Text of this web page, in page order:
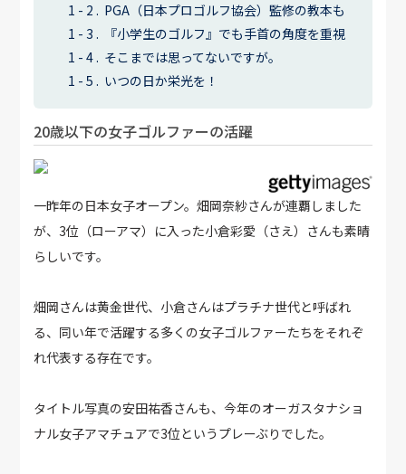
PGA（日本プロゴルフ協会）監修の教本も
『小学生のゴルフ』でも手首の角度を重視
そこまでは思ってないですが。
いつの日か栄光を！
20歳以下の女子ゴルファーの活躍
一昨年の日本女子オープン。畑岡奈紗さんが連覇しました
が、3位（ローアマ）に入った小倉彩愛（さえ）さんも素晴
らしいです。
畑岡さんは黄金世代、小倉さんはプラチナ世代と呼ばれ
る、同い年で活躍する多くの女子ゴルファーたちをそれぞ
れ代表する存在です。
タイトル写真の安田祐香さんも、今年のオーガスタナショ
ナル女子アマチュアで3位というプレーぶりでした。